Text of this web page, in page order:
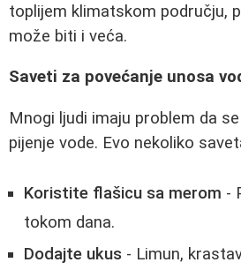
toplijem klimatskom području,
može biti i veća.
Saveti za povećanje unosa
Mnogi ljudi imaju problem da
pijenje vode. Evo nekoliko
Koristite flašicu sa merom -
tokom dana.
Dodajte ukus - Limun,